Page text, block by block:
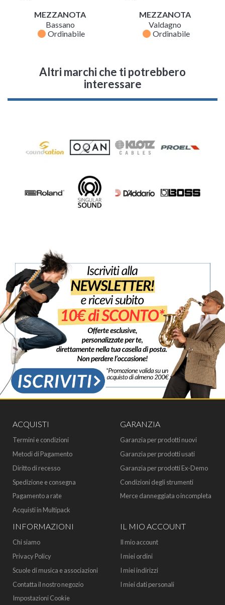
MEZZANOTA
Bassano
fiber_manual_record Ordinabile
MEZZANOTA
Valdagno
fiber_manual_record Ordinabile
Altri marchi che ti potrebbero
interessare
ACQUISTI
Termini e condizioni
Metodi di Pagamento
Diritto di recesso
Spedizione e consegna
Pagamento a rate
Acquisti in Multipack
GARANZIA
Garanzia per prodotti nuovi
Garanzia per prodotti usati
Garanzia per prodotti Ex-Demo
Condizioni degli strumenti
Merce danneggiata o incompleta
INFORMAZIONI
Chi siamo
Privacy Policy
Scuole di musica e associazioni
Contatta il nostro negozio
Impostazioni Cookie
IL MIO ACCOUNT
Il mio account
I miei ordini
I miei indirizzi
I miei dati personali